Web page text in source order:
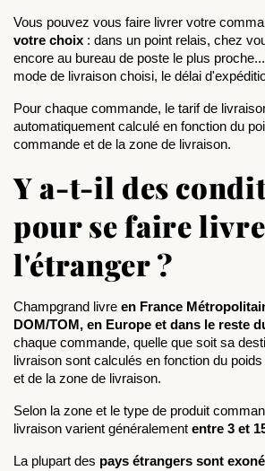
Vous pouvez vous faire livrer votre
votre choix : dans un point relais, chez
encore au bureau de poste le plus
mode de livraison choisi, le délai
Pour chaque commande, le tarif de
automatiquement calculé en fonction du
commande et de la zone de livraison.
Y a-t-il des
pour se faire
l'étranger ?
Champgrand livre en France
DOM/TOM, en Europe et dans le reste
chaque commande, quelle que soit sa
livraison sont calculés en fonction du
et de la zone de livraison.
Selon la zone et le type de produit
livraison varient généralement entre 3 et
La plupart des pays étrangers sont